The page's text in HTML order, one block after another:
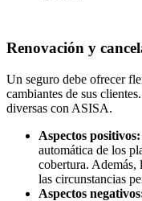
Renovación y
Un seguro debe ofrecer
cambiantes de sus
diversas con ASISA.
Aspectos positivos:
automática de los
cobertura. Además,
las circunstancias
Aspectos